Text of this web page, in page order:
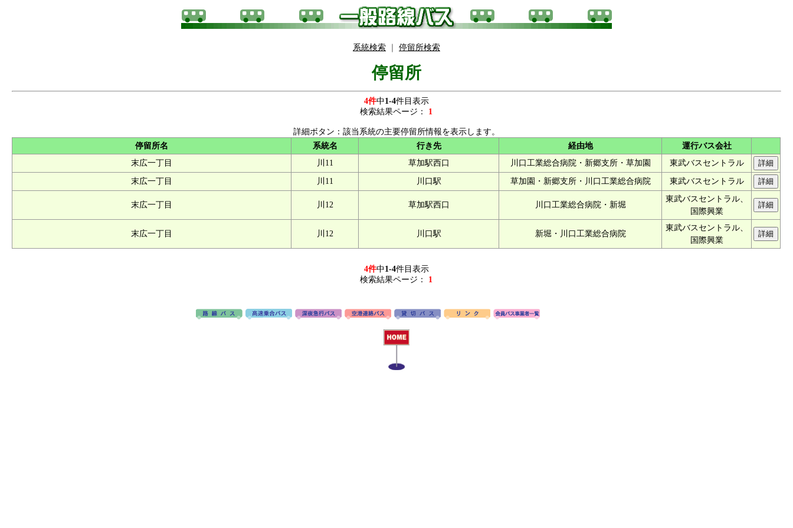
系統検索 停留所検索
停留所
4件中1-4件目表示
検索結果ページ：
1
詳細ボタン：該当系統の主要停留所情報を表示します。
停留所名
系統名 行き先 経由地
運行バス会社
末広一丁目
川11 草加駅西口 川口工業総合病院・新郷支所・草加園 東武バスセントラル
末広一丁目 川11 川口駅 草加園・新郷支所・川口工業総合病院 東武バスセントラル
末広一丁目 川12 草加駅西口 川口工業総合病院・新堀
東武バスセントラル、
国際興業
末広一丁目 川12 川口駅 新堀・川口工業総合病院
東武バスセントラル、
国際興業
4件中1-4件目表示
検索結果ページ：
1